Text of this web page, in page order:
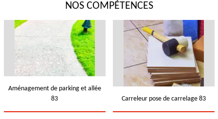
NOS COMPÉTENCES
Aménagement de parking et allée
83
Carreleur pose de carrelage 83